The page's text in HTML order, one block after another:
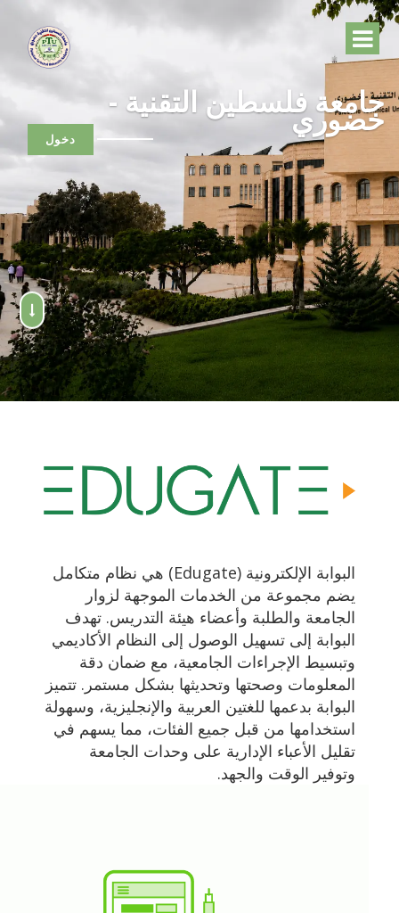
جامعة فلسطين التقنية -
خضوري
دخول
البوابة الإلكترونية (Edugate) هي نظام متكامل
يضم مجموعة من الخدمات الموجهة لزوار
الجامعة والطلبة وأعضاء هيئة التدريس. تهدف
البوابة إلى تسهيل الوصول إلى النظام الأكاديمي
وتبسيط الإجراءات الجامعية، مع ضمان دقة
المعلومات وصحتها وتحديثها بشكل مستمر. تتميز
البوابة بدعمها للغتين العربية والإنجليزية، وسهولة
استخدامها من قبل جميع الفئات، مما يسهم في
تقليل الأعباء الإدارية على وحدات الجامعة
وتوفير الوقت والجهد.